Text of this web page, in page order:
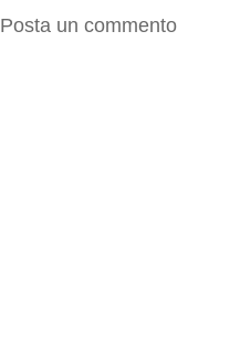
Posta un commento